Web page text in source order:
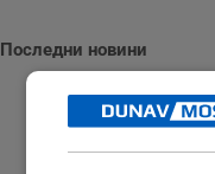
Последни новини